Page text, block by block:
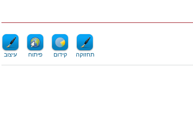
עיצוב פיתוח קידום תחזוקה